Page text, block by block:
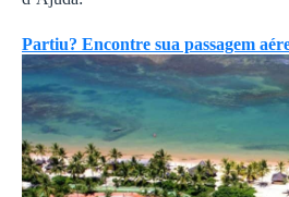
Partiu? Encontre sua passagem